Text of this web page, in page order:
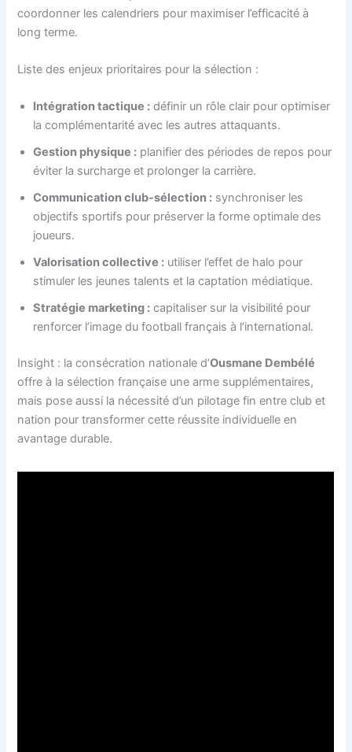
coordonner les calendriers pour maximiser l’efficacité à
long terme.
Liste des enjeux prioritaires pour la sélection :
Intégration tactique : définir un rôle clair pour optimiser
la complémentarité avec les autres attaquants.
Gestion physique : planifier des périodes de repos pour
éviter la surcharge et prolonger la carrière.
Communication club-sélection : synchroniser les
objectifs sportifs pour préserver la forme optimale des
joueurs.
Valorisation collective : utiliser l’effet de halo pour
stimuler les jeunes talents et la captation médiatique.
Stratégie marketing : capitaliser sur la visibilité pour
renforcer l’image du football français à l’international.
Insight : la consécration nationale d’Ousmane Dembélé
offre à la sélection française une arme supplémentaires,
mais pose aussi la nécessité d’un pilotage fin entre club et
nation pour transformer cette réussite individuelle en
avantage durable.